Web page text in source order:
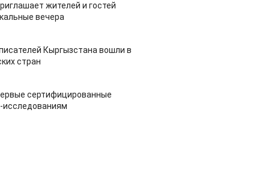
жителей и гостей
вечера
Кыргызстана вошли в
стран
сертифицированные